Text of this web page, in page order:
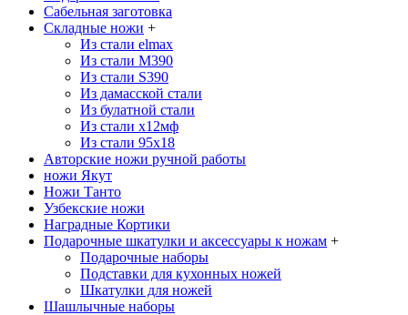
Сабельная заготовка
Складные ножи +
Из стали elmax
Из стали М390
Из стали S390
Из дамасской стали
Из булатной стали
Из стали х12мф
Из стали 95х18
Авторские ножи ручной работы
ножи Якут
Ножи Танто
Узбекские ножи
Наградные Кортики
Подарочные шкатулки и аксессуары к ножам +
Подарочные наборы
Подставки для кухонных ножей
Шкатулки для ножей
Шашлычные наборы